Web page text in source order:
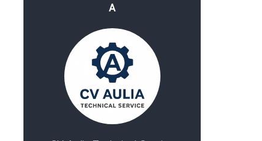
A